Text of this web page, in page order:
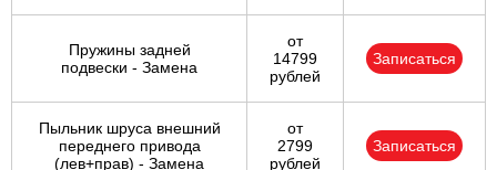
Пружины задней
подвески - Замена
от
14799
рублей
Записаться
Пыльник шруса внешний
переднего привода
(лев+прав) - Замена
от
2799
рублей
Записаться